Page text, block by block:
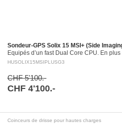
Sondeur-GPS Solix 15 MSI+ (Side
Equipés d’un fast Dual Core CPU. En
Helix, entre autres le puissant système…
HUSOLIX15MSIPLUSG3
CHF 5'100.-
CHF 4'100.-
Coinceurs de drisse pour hautes charges